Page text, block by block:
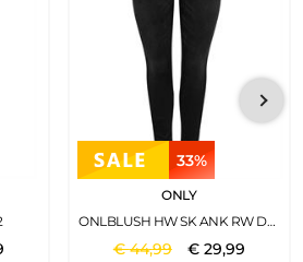
33%
ONLY
ONLBLUSH HW SK ANK RW DNM REA005 WASHED BLACK
€44,99 € 29,99